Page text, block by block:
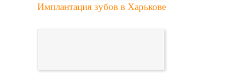
Имплантация зубов в Харькове